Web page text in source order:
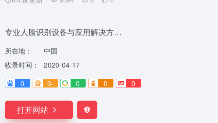
专业人脸识别设备与应用解决方…
所在地：
中国
收录时间：
2020-04-17
0
3- 0 0 0
打开网站